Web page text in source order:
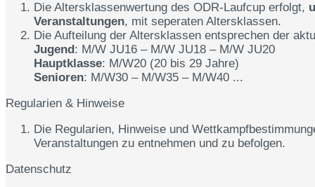
Die Altersklassenwertung des ODR-Laufcup erfolgt,
Veranstaltungen, mit seperaten Altersklassen.
Die Aufteilung der Altersklassen entsprechen der
Jugend : M/W JU16 – M/W JU18 – M/W JU20
Hauptklasse: M/W20 (20 bis 29 Jahre)
Senioren: M/W30 – M/W35 – M/W40 ...
Regularien & Hinweise
Die Regularien, Hinweise und
Veranstaltungen zu entnehmen und zu befolgen.
Datenschutz